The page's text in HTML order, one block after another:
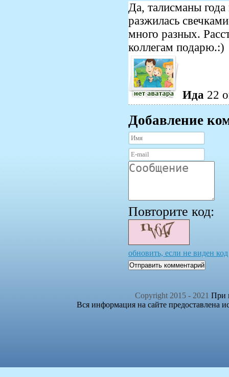
Да, талисманы
разжилась
много разных.
коллегам подарю.:)
Ида 22
Добавление
Повторите код:
обновить, если не виден код
Отправить комментарий
Copyright 2015 - 2021 При
Вся информация на сайте предоставлена